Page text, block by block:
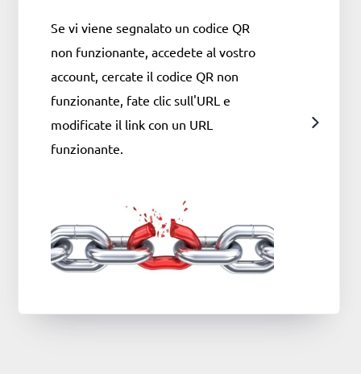
Se vi viene segnalato un codice QR
non funzionante, accedete al vostro
account, cercate il codice QR non
funzionante, fate clic sull'URL e
modificate il link con un URL
funzionante.